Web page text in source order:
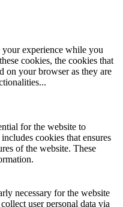
experience while you
cookies, the cookies that
on your browser as they are
...
for the website to
cookies that ensures
of the website. These
necessary for the website
user personal data via